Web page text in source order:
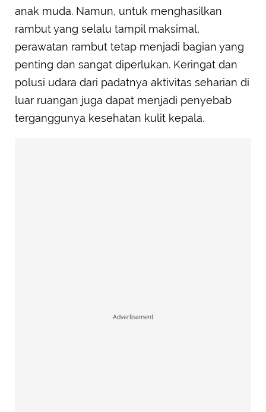
anak muda. Namun, untuk menghasilkan
rambut yang selalu tampil maksimal,
perawatan rambut tetap menjadi bagian yang
penting dan sangat diperlukan. Keringat dan
polusi udara dari padatnya aktivitas seharian di
luar ruangan juga dapat menjadi penyebab
terganggunya kesehatan kulit kepala.
Advertisement